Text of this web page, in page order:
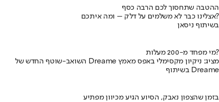
ההטבה שתחסוך לכם הרבה כסף
אצלינו כבר לא משלמים על דלק – ומה איתכם?
בשיתוף ניסאן
מי מפחד מ-200 מעלות?
השואב-שוטף החדש של Dreame מציג: ניקיון מקסימלי באפס מאמץ
בשיתוף Dreame
בזמן שהצפון נאבק, הסיוע הגיע מכיוון מפתיע